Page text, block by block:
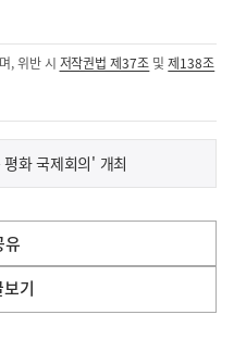
, 위반 시 저작권법 제37조 및제138조
화 국제회의' 개최
유
보기